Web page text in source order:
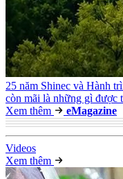
25 năm Shinec và Hành
còn mãi là những gì được
Xem thêm
eMagazine
Videos
Xem thêm